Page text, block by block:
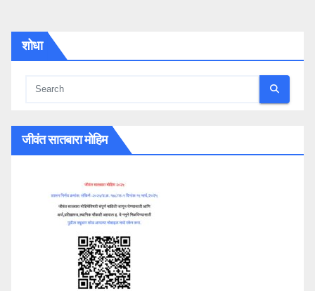
शोधा
जीवंत सातबारा मोहिम